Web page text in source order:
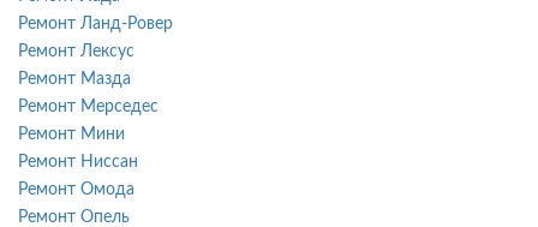
Ремонт Ланд-Ровер
Ремонт Лексус
Ремонт Мазда
Ремонт Мерседес
Ремонт Мини
Ремонт Ниссан
Ремонт Омода
Ремонт Опель